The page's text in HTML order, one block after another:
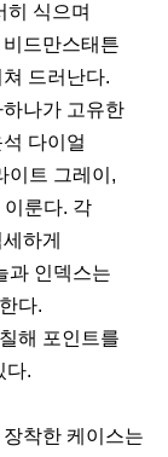
히 식으며
드만스태튼
드러난다.
나가 고유한
다이얼
이트 그레이,
룬다. 각
하게
과 인덱스는
다.
해 포인트를
다.
착한 케이스는